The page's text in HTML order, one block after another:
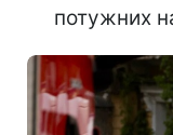
потужних